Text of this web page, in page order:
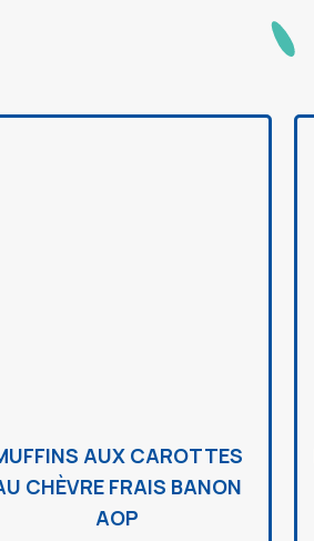
AUX CAROTTES
CHÈVRE FRAIS BANON
AOP